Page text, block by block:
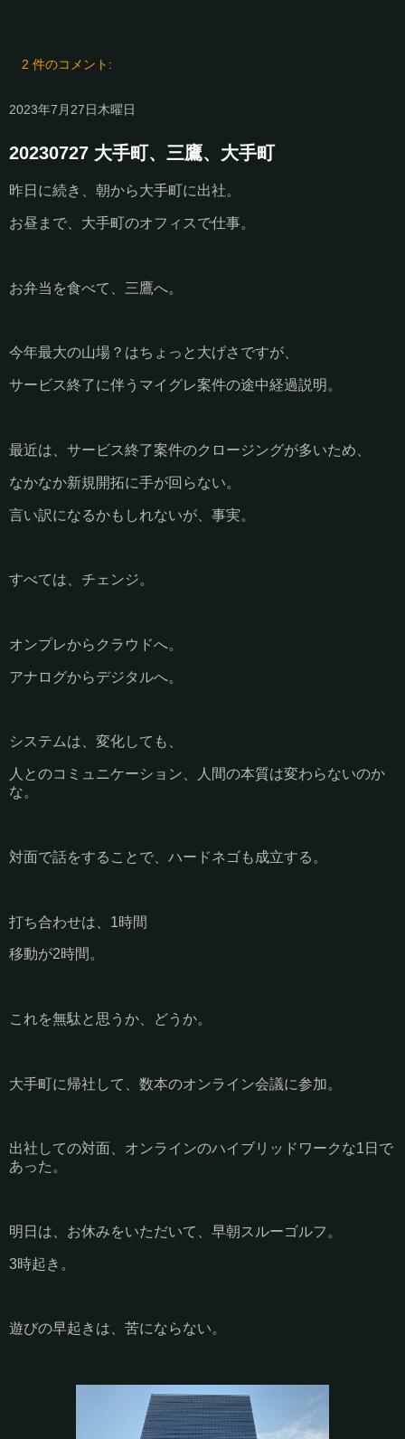
2 件のコメント:
2023年7月27日木曜日
20230727 大手町、三鷹、大手町
昨日に続き、朝から大手町に出社。
お昼まで、大手町のオフィスで仕事。
お弁当を食べて、三鷹へ。
今年最大の山場？はちょっと大げさですが、
サービス終了に伴うマイグレ案件の途中経過説明。
最近は、サービス終了案件のクロージングが多いため、
なかなか新規開拓に手が回らない。
言い訳になるかもしれないが、事実。
すべては、チェンジ。
オンプレからクラウドへ。
アナログからデジタルへ。
システムは、変化しても、
人とのコミュニケーション、人間の本質は変わらないのか
な。
対面で話をすることで、ハードネゴも成立する。
打ち合わせは、1時間
移動が2時間。
これを無駄と思うか、どうか。
大手町に帰社して、数本のオンライン会議に参加。
出社しての対面、オンラインのハイブリッドワークな1日で
あった。
明日は、お休みをいただいて、早朝スルーゴルフ。
3時起き。
遊びの早起きは、苦にならない。